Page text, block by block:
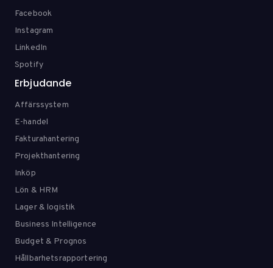
Facebook
Instagram
LinkedIn
Spotify
Erbjudande
Affärssystem
E-handel
Fakturahantering
Projekthantering
Inköp
Lön & HRM
Lager & logistik
Business Intelligence
Budget & Prognos
Hållbarhetsrapportering